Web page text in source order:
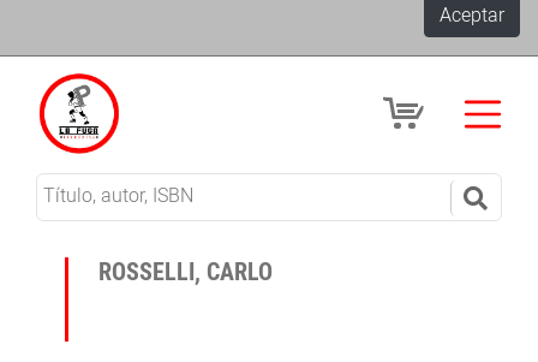
Aceptar
ROSSELLI, CARLO